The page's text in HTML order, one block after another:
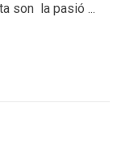
son la pasió ...